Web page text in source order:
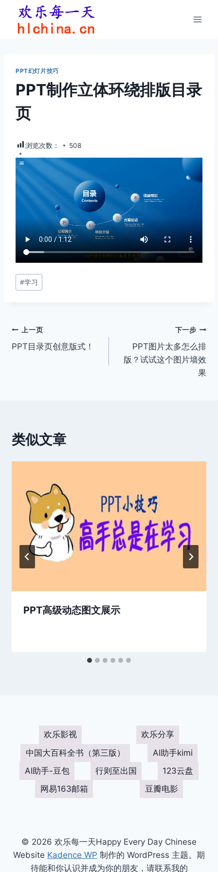
PPT幻灯片技巧
PPT制作立体环绕排版目录
页
浏览次数： 508
文
章
#学习
文
章
上一页
PPT目录页创意版式！
下一步
PPT图片太多怎么排
版？试试这个图片墙效
果
类似文章
PPT高级动态图文展示
欢乐影视
欢乐分享
中国大百科全书（第三版）
AI助手kimi
AI助手-豆包
行则至出国
123云盘
网易163邮箱
豆瓣电影
© 2026 欢乐每一天Happy Every Day Chinese
Website Kadence WP 制作的 WordPress 主题。期
待能和你认识并成为你的朋友，请联系我的